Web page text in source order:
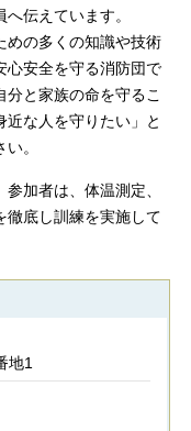
伝えています。
の多くの知識や技術
心安全を守る消防団で
と家族の命を守るこ
近な人を守りたい」と
。
加者は、体温測定、
徹底し訓練を実施して
地1